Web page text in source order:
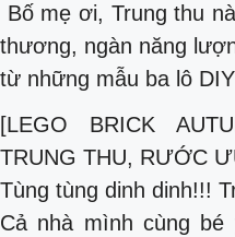
Bố mẹ ơi, Trung thu
thương, ngàn năng
từ những mẫu ba lô
[LEGO BRICK
TRUNG THU, RƯỚC
Tùng tùng dinh dinh!!!
Cả nhà mình cùng